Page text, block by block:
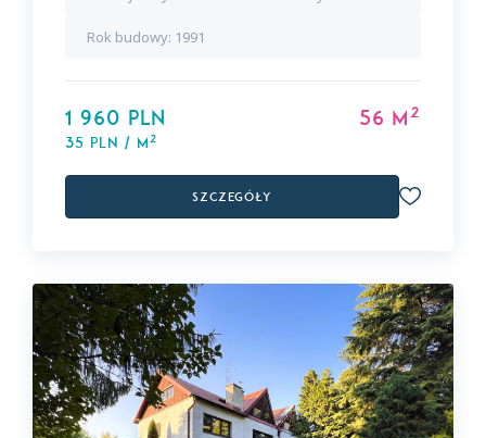
Rok budowy: 1991
1 960 PLN
35 PLN / m2
56 m 2
Szczegóły